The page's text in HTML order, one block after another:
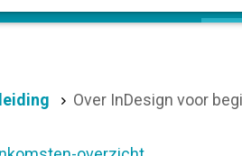
i
v
v
a
Over InDesign voor